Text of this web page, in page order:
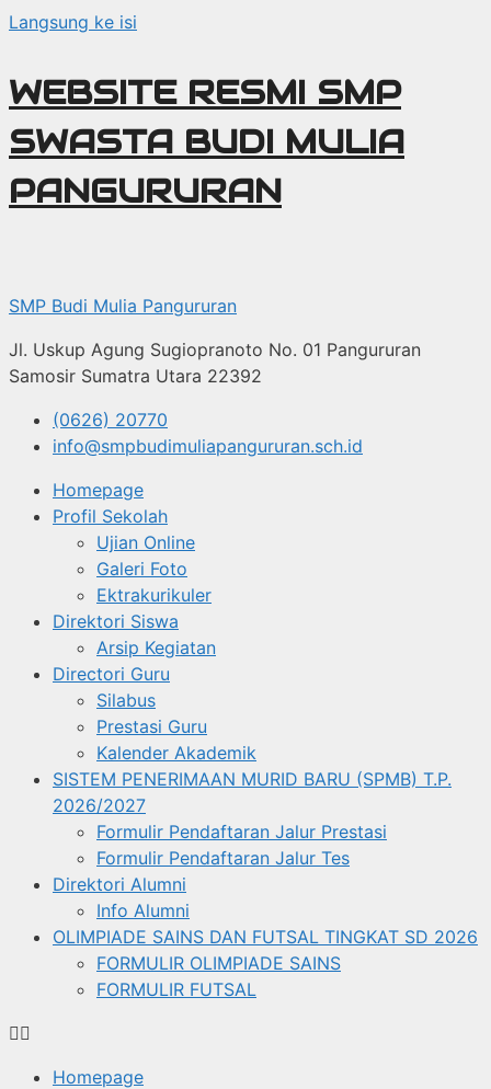
Langsung ke isi
WEBSITE RESMI SMP
SWASTA BUDI MULIA
PANGURURAN
SMP Budi Mulia Pangururan
Jl. Uskup Agung Sugiopranoto No. 01 Pangururan
Samosir Sumatra Utara 22392
(0626) 20770
info@smpbudimuliapangururan.sch.id
Homepage
Profil Sekolah
Ujian Online
Galeri Foto
Ektrakurikuler
Direktori Siswa
Arsip Kegiatan
Directori Guru
Silabus
Prestasi Guru
Kalender Akademik
SISTEM PENERIMAAN MURID BARU (SPMB) T.P.
2026/2027
Formulir Pendaftaran Jalur Prestasi
Formulir Pendaftaran Jalur Tes
Direktori Alumni
Info Alumni
OLIMPIADE SAINS DAN FUTSAL TINGKAT SD 2026
FORMULIR OLIMPIADE SAINS
FORMULIR FUTSAL
Homepage